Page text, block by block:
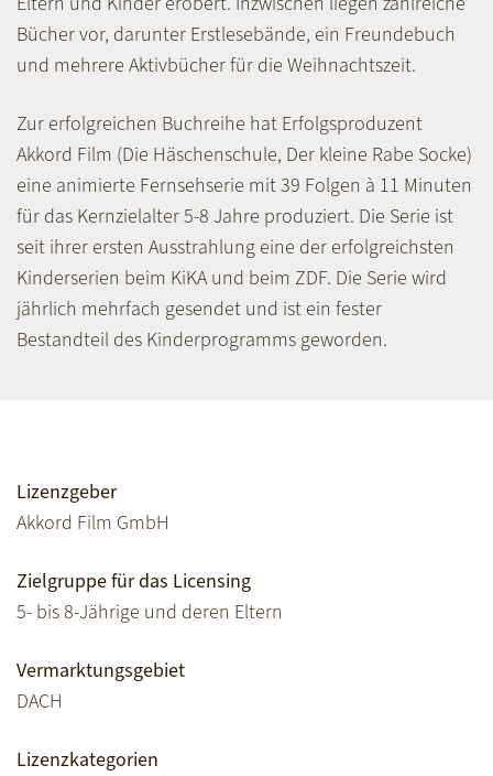
Bücher vor, darunter Erstlesebände, ein Freundebuch
und mehrere Aktivbücher für die Weihnachtszeit.
Zur erfolgreichen Buchreihe hat Erfolgsproduzent
Akkord Film (Die Häschenschule, Der kleine Rabe Socke)
eine animierte Fernsehserie mit 39 Folgen à 11 Minuten
für das Kernzielalter 5-8 Jahre produziert. Die Serie ist
seit ihrer ersten Ausstrahlung eine der erfolgreichsten
Kinderserien beim KiKA und beim ZDF. Die Serie wird
jährlich mehrfach gesendet und ist ein fester
Bestandteil des Kinderprogramms geworden.
Lizenzgeber
Akkord Film GmbH
Zielgruppe für das Licensing
5- bis 8-Jährige und deren Eltern
Vermarktungsgebiet
DACH
Lizenzkategorien